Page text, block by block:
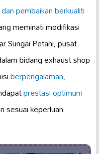
pembaikanberkualiti
meminati modifikasi
Sungai Petani, pusat
bidang exhaust shop
berpengalaman,
prestasi optimum
sesuai keperluan